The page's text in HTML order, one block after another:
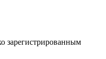
зарегистрированным